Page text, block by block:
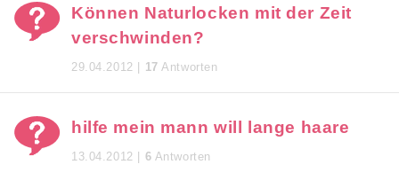
Können Naturlocken mit der Zeit
verschwinden?
29.04.2012 | 17 Antworten
hilfe mein mann will lange haare
13.04.2012 | 6 Antworten